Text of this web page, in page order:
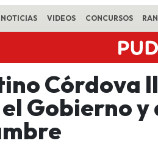
NOTICIAS VIDEOS CONCURSOS
Córdova
Gobierno y